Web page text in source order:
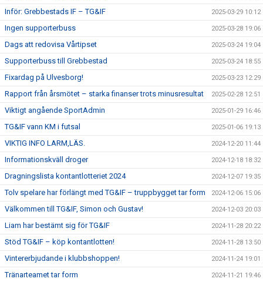
Inför: Grebbestads IF – TG&IF 2025-03-29 10:12
Ingen supporterbuss 2025-03-28 19:06
Dags att redovisa Vårtipset 2025-03-24 19:04
Supporterbuss till Grebbestad 2025-03-24 18:55
Fixardag på Ulvesborg! 2025-03-23 12:29
Rapport från årsmötet – starka finanser trots minusresultat 2025-02-28 12:51
Viktigt angående SportAdmin 2025-01-29 16:46
TG&IF vann KM i futsal 2025-01-06 19:13
VIKTIG INFO LARM,LÄS. 2024-12-20 11:44
Informationskväll droger 2024-12-18 18:32
Dragningslista kontantlotteriet 2024 2024-12-07 19:35
Tolv spelare har förlängt med TG&IF – truppbygget tar form 2024-12-06 15:06
Välkommen till TG&IF, Simon och Gustav! 2024-12-03 20:03
Liam har bestämt sig för TG&IF 2024-11-28 20:22
Stöd TG&IF – köp kontantlotten! 2024-11-28 13:50
Vintererbjudande i klubbshoppen! 2024-11-24 19:01
Tränarteamet tar form 2024-11-21 19:46